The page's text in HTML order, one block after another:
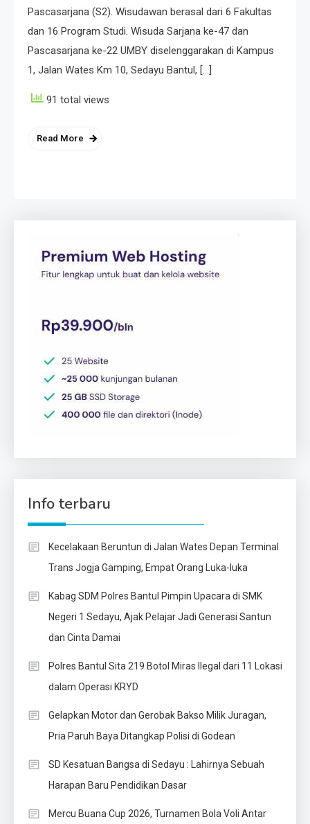
Pascasarjana (S2). Wisudawan berasal dari 6 Fakultas
dan 16 Program Studi. Wisuda Sarjana ke-47 dan
Pascasarjana ke-22 UMBY diselenggarakan di Kampus
1, Jalan Wates Km 10, Sedayu Bantul, […]
91 total views
Read More
Info terbaru
Kecelakaan Beruntun di Jalan Wates Depan Terminal
Trans Jogja Gamping, Empat Orang Luka-luka
Kabag SDM Polres Bantul Pimpin Upacara di SMK
Negeri 1 Sedayu, Ajak Pelajar Jadi Generasi Santun
dan Cinta Damai
Polres Bantul Sita 219 Botol Miras Ilegal dari 11 Lokasi
dalam Operasi KRYD
Gelapkan Motor dan Gerobak Bakso Milik Juragan,
Pria Paruh Baya Ditangkap Polisi di Godean
SD Kesatuan Bangsa di Sedayu : Lahirnya Sebuah
Harapan Baru Pendidikan Dasar
Mercu Buana Cup 2026, Turnamen Bola Voli Antar